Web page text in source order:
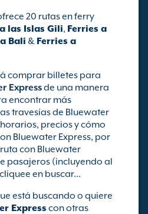
20 rutas en ferry
las Islas Gili, Ferries a
Bali & Ferries a
comprar billetes para
Expressde una manera
encontrar más
travesías de Bluewater
precios y cómo
Bluewater Express, por
con Bluewater
pasajeros (incluyendo al
en buscar...
está buscando o quiere
Express con otras